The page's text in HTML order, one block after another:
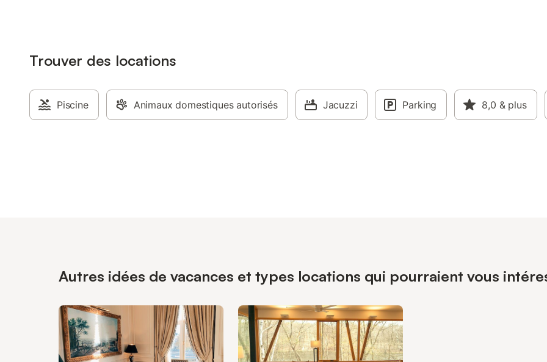
Trouver des locations
Piscine Animaux domestiques autorisés Jacuzzi Parking 8,0 & plus
Autres idées de vacances et types locations qui pourraient vous